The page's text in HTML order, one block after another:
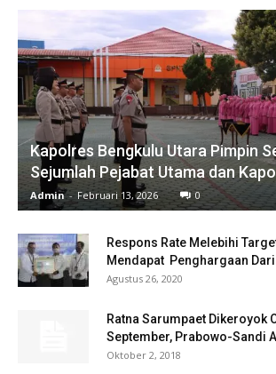
Kapolres Bengkulu Utara Pimpin
Sejumlah Pejabat Utama dan
Admin - Februari 13, 2026 0
Respons Rate Melebihi
Mendapat Penghargaan Dari
Agustus 26, 2020
Ratna Sarumpaet Dikeroyok
September, Prabowo-Sandi
Oktober 2, 2018